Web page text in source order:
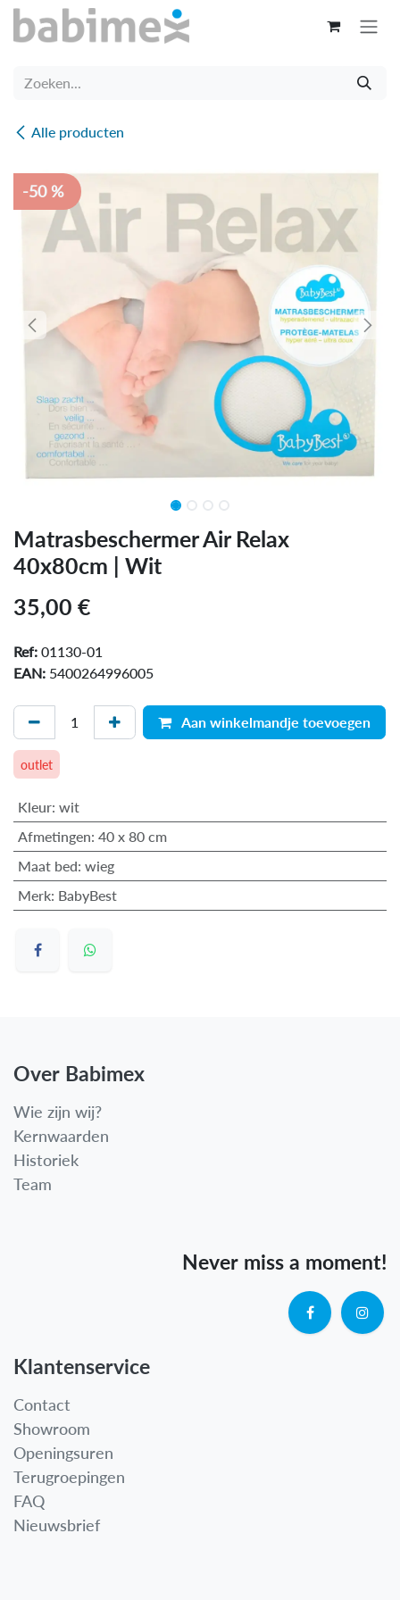
Overslaan naar inhoud
Alle producten
-50 %
Matrasbeschermer Air Relax
40x80cm | Wit
35,00 €
Ref: 01130-01
EAN: 5400264996005
Aan winkelmandje toevoegen
outlet
Kleur: wit
Afmetingen: 40 x 80 cm
Maat bed: wieg
Merk: BabyBest
Over Babimex
Wie zijn wij?
Kernwaarden
Historiek
Team
Never miss a moment!
Klantenservice
Contact
Showroom
Openingsuren
Terugroepingen
FAQ
Nieuwsbrief